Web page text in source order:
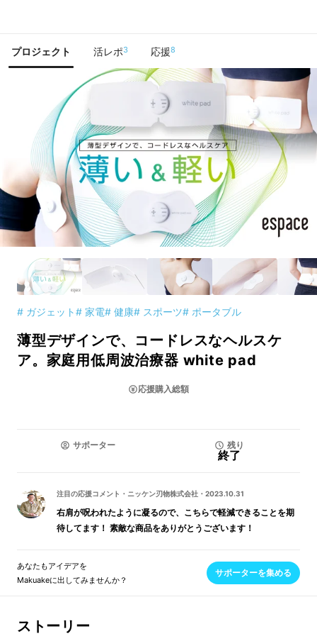
プロジェクト 活レポ3 応援8
# ガジェット# 家電# 健康# スポーツ# ポータブル
薄型デザインで、コードレスなヘルスケ
ア。家庭用低周波治療器 white pad
応援購入総額
サポーター 残り
終了
注目の応援コメント ・ ニッケン刃物株式会社 ・ 2023.10.31
右肩が呪われたように凝るので、こちらで軽減できることを期
待してます！ 素敵な商品をありがとうございます！
あなたもアイデアを
Makuakeに出してみませんか？
サポーターを集める
ストーリー